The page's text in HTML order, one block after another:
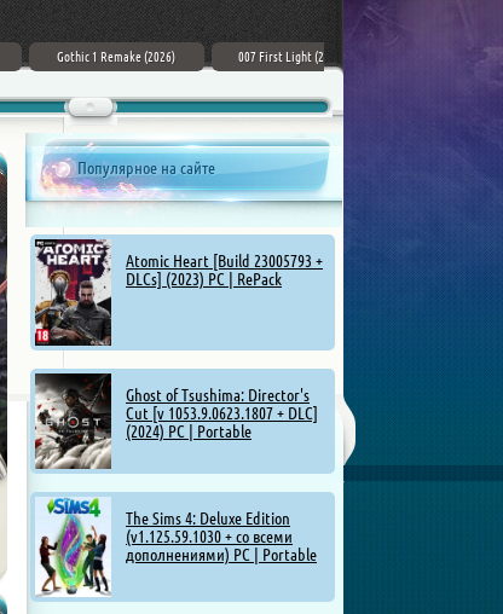
Gothic 1 Remake (2026) 007 First Light (2026) PC
ZERO PARADES: For Dead Spies
Популярное на сайте
Atomic Heart [Build 23005793 +
DLCs] (2023) PC | RePack
Ghost of Tsushima: Director's
Cut [v 1053.9.0623.1807 + DLC]
(2024) PC | Portable
The Sims 4: Deluxe Edition
(v1.125.59.1030 + со всеми
дополнениями) PC | Portable